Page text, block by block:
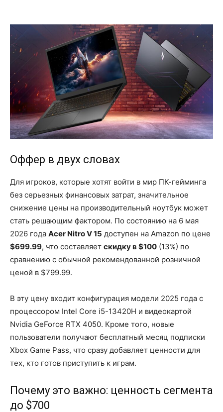
Оффер в двух словах
Для игроков, которые хотят войти в мир ПК-гейминга
без серьезных финансовых затрат, значительное
снижение цены на производительный ноутбук может
стать решающим фактором. По состоянию на 6 мая
2026 года Acer Nitro V 15 доступен на Amazon по цене
$699.99, что составляет скидку в $100 (13%) по
сравнению с обычной рекомендованной розничной
ценой в $799.99.
В эту цену входит конфигурация модели 2025 года с
процессором Intel Core i5-13420H и видеокартой
Nvidia GeForce RTX 4050. Кроме того, новые
пользователи получают бесплатный месяц подписки
Xbox Game Pass, что сразу добавляет ценности для
тех, кто готов приступить к играм.
Почему это важно: ценность сегмента
до $700